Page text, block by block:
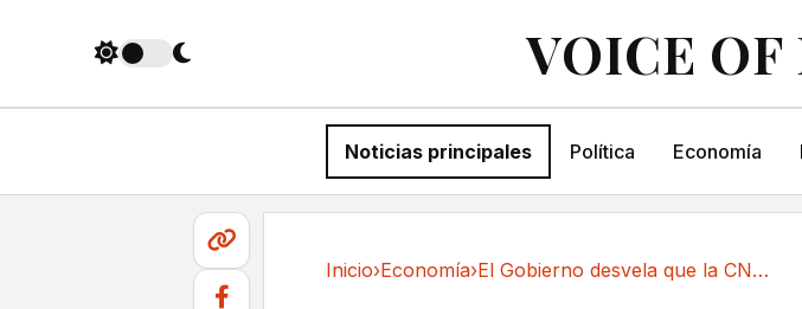
VOICE OF
Noticias principales Política Economía
Inicio›Economía› El Gobierno desvela que la CNMV analiza la...